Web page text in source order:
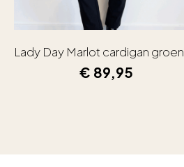
Lady Day Marlot cardigan groen
€ 89,95